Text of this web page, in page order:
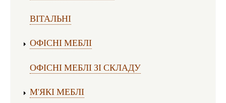
ВІТАЛЬНІ
ОФІСНІ МЕБЛІ
ОФІСНІ МЕБЛІ ЗІ СКЛАДУ
М'ЯКІ МЕБЛІ